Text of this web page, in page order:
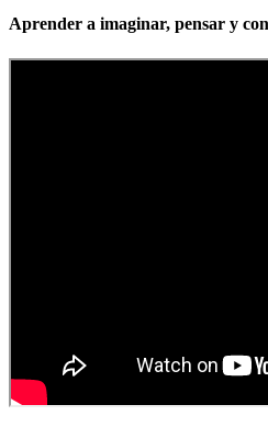
Aprender a imaginar, pensar y